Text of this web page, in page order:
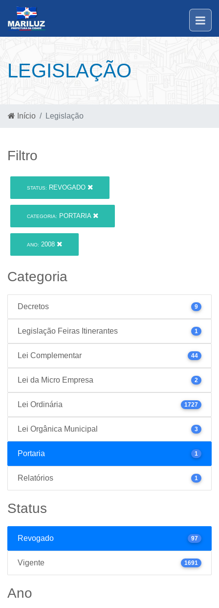
LEGISLAÇÃO
Início Legislação
Filtro
STATUS: REVOGADO
CATEGORIA: PORTARIA
ANO: 2008
Categoria
Decretos 9
Legislação Feiras Itinerantes 1
Lei Complementar 44
Lei da Micro Empresa 2
Lei Ordinária 1727
Lei Orgânica Municipal 3
Portaria 1
Relatórios 1
Status
Revogado 97
Vigente 1691
Ano